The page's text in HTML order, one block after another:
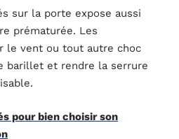
sur la porte expose aussi
prématurée. Les
le vent ou tout autre choc
barillet et rendre la serrure
pour bien choisir son